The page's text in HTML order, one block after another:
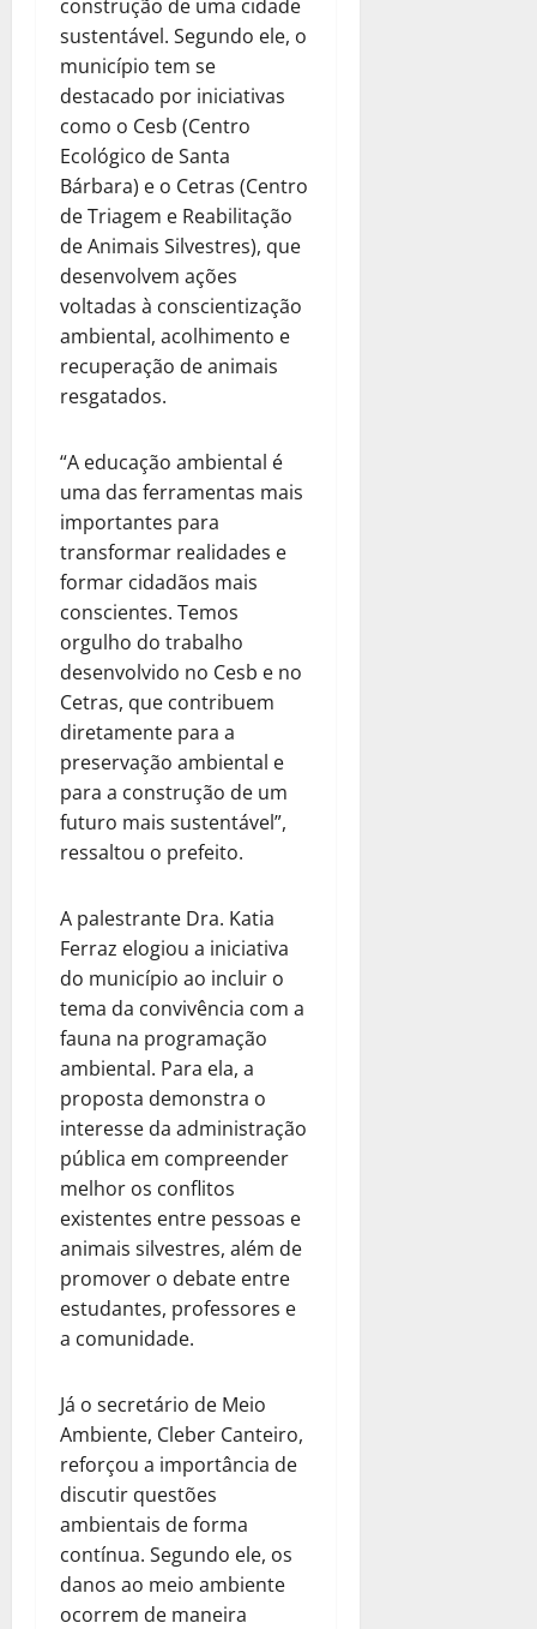
construção de uma cidade
sustentável. Segundo ele, o
município tem se
destacado por iniciativas
como o Cesb (Centro
Ecológico de Santa
Bárbara) e o Cetras (Centro
de Triagem e Reabilitação
de Animais Silvestres), que
desenvolvem ações
voltadas à conscientização
ambiental, acolhimento e
recuperação de animais
resgatados.
“A educação ambiental é
uma das ferramentas mais
importantes para
transformar realidades e
formar cidadãos mais
conscientes. Temos
orgulho do trabalho
desenvolvido no Cesb e no
Cetras, que contribuem
diretamente para a
preservação ambiental e
para a construção de um
futuro mais sustentável”,
ressaltou o prefeito.
A palestrante Dra. Katia
Ferraz elogiou a iniciativa
do município ao incluir o
tema da convivência com a
fauna na programação
ambiental. Para ela, a
proposta demonstra o
interesse da administração
pública em compreender
melhor os conflitos
existentes entre pessoas e
animais silvestres, além de
promover o debate entre
estudantes, professores e
a comunidade.
Já o secretário de Meio
Ambiente, Cleber Canteiro,
reforçou a importância de
discutir questões
ambientais de forma
contínua. Segundo ele, os
danos ao meio ambiente
ocorrem de maneira